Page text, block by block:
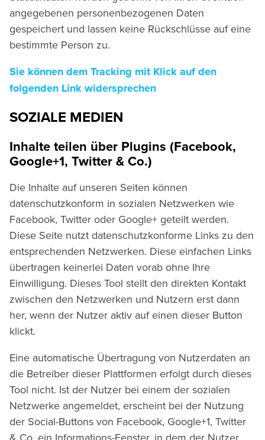
angegebenen personenbezogenen Daten
gespeichert und lassen keine Rückschlüsse auf eine
bestimmte Person zu.
Sie können dem Tracking mit Klick auf den
folgenden Link widersprechen
SOZIALE MEDIEN
Inhalte teilen über Plugins (Facebook,
Google+1, Twitter & Co.)
Die Inhalte auf unseren Seiten können
datenschutzkonform in sozialen Netzwerken wie
Facebook, Twitter oder Google+ geteilt werden.
Diese Seite nutzt datenschutzkonforme Links zu den
entsprechenden Netzwerken. Diese einfachen Links
übertragen keinerlei Daten vorab ohne Ihre
Einwilligung. Dieses Tool stellt den direkten Kontakt
zwischen den Netzwerken und Nutzern erst dann
her, wenn der Nutzer aktiv auf einen dieser Button
klickt.
Eine automatische Übertragung von Nutzerdaten an
die Betreiber dieser Plattformen erfolgt durch dieses
Tool nicht. Ist der Nutzer bei einem der sozialen
Netzwerke angemeldet, erscheint bei der Nutzung
der Social-Buttons von Facebook, Google+1, Twitter